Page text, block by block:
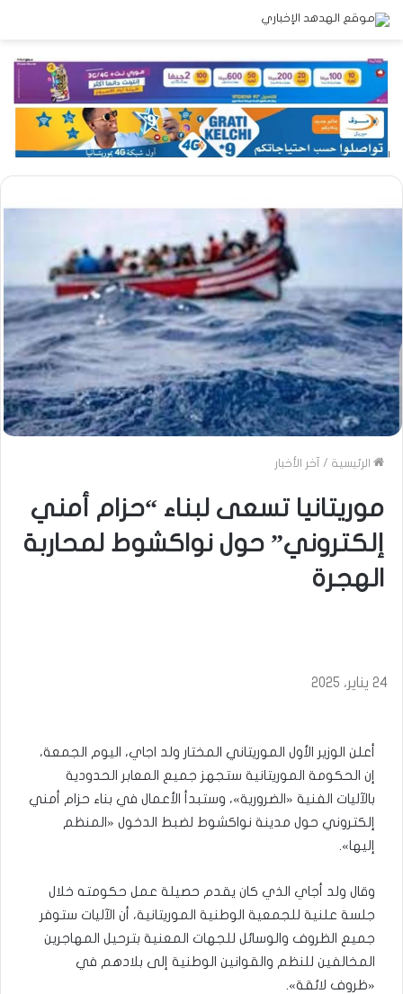
الرئيسية / آخر الأخبار
موريتانيا تسعى لبناء “حزام أمني
إلكتروني” حول نواكشوط لمحاربة
الهجرة
24 يناير، 2025
أعلن الوزير الأول الموريتاني المختار ولد اجاي، اليوم الجمعة،
إن الحكومة الموريتانية ستجهز جميع المعابر الحدودية
بالآليات الفنية «الضرورية»، وستبدأ الأعمال في بناء حزام أمني
إلكتروني حول مدينة نواكشوط لضبط الدخول «المنظم
إليها».
وقال ولد أجاي الذي كان يقدم حصيلة عمل حكومته خلال
جلسة علنية للجمعية الوطنية الموريتانية، أن الآليات ستوفر
جميع الظروف والوسائل للجهات المعنية بترحيل المهاجرين
المخالفين للنظم والقوانين الوطنية إلى بلادهم في
«ظروف لائقة».